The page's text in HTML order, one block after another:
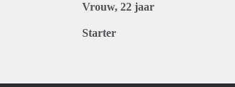
Vrouw, 22 jaar
Starter